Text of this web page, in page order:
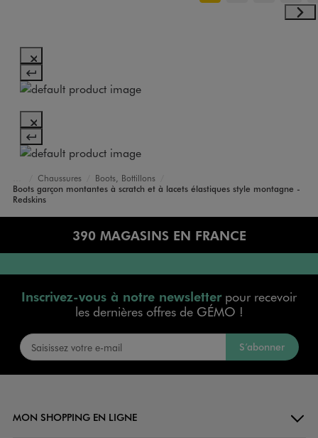
Accueil
Garçon
Chaussures
Boots, Bottillons
Boots garçon montantes à scratch et à lacets élastiques style montagne -
Redskins
390 MAGASINS EN FRANCE
Inscrivez-vous à notre newsletterpour recevoir
les dernières offres de GÉMO !
S’abonner
MON SHOPPING EN LIGNE